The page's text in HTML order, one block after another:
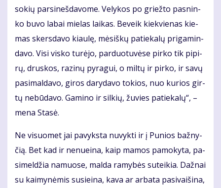
so­kių par­si­neš­da­vo­me. Ve­ly­kos po griež­to pas­nin­
ko bu­vo la­bai mie­las lai­kas. Be­veik kiek­vie­nas kie­
mas skers­da­vo kiau­lę, mė­siš­kų pa­tie­ka­lų pri­ga­min­
da­vo. Vi­si vis­ko tu­rė­jo, par­duo­tu­vė­se pir­ko tik pi­pi­
rų, drus­kos, ra­zi­nų py­ra­gui, o mil­tų ir pir­ko, ir sa­vų
pa­si­mal­da­vo, gi­ros da­ry­da­vo to­kios, nuo ku­rios gir­
tų ne­bū­da­vo. Ga­mi­no ir sil­kių, žu­vies pa­tie­ka­lų“, –
me­na Sta­sė.
Ne vi­suo­met jai pa­vyks­ta nu­vyk­ti ir į Pu­nios baž­ny­
čią. Bet kad ir ne­nu­ei­na, kaip ma­mos pa­mo­ky­ta, pa­
si­mel­džia na­muo­se, mal­da ra­my­bės su­tei­kia. Daž­nai
su kai­my­nė­mis su­si­ei­na, ka­va ar ar­ba­ta pa­si­vai­ši­na,